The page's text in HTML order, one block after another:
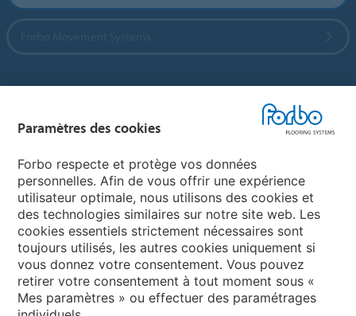
My Forbo
LEXIQUE
PLAN DU SITE
Paramètres des cookies
Forbo respecte et protège vos données
personnelles. Afin de vous offrir une expérience
utilisateur optimale, nous utilisons des cookies et
des technologies similaires sur notre site web. Les
cookies essentiels strictement nécessaires sont
toujours utilisés, les autres cookies uniquement si
vous donnez votre consentement. Vous pouvez
retirer votre consentement à tout moment sous «
Mes paramètres » ou effectuer des paramétrages